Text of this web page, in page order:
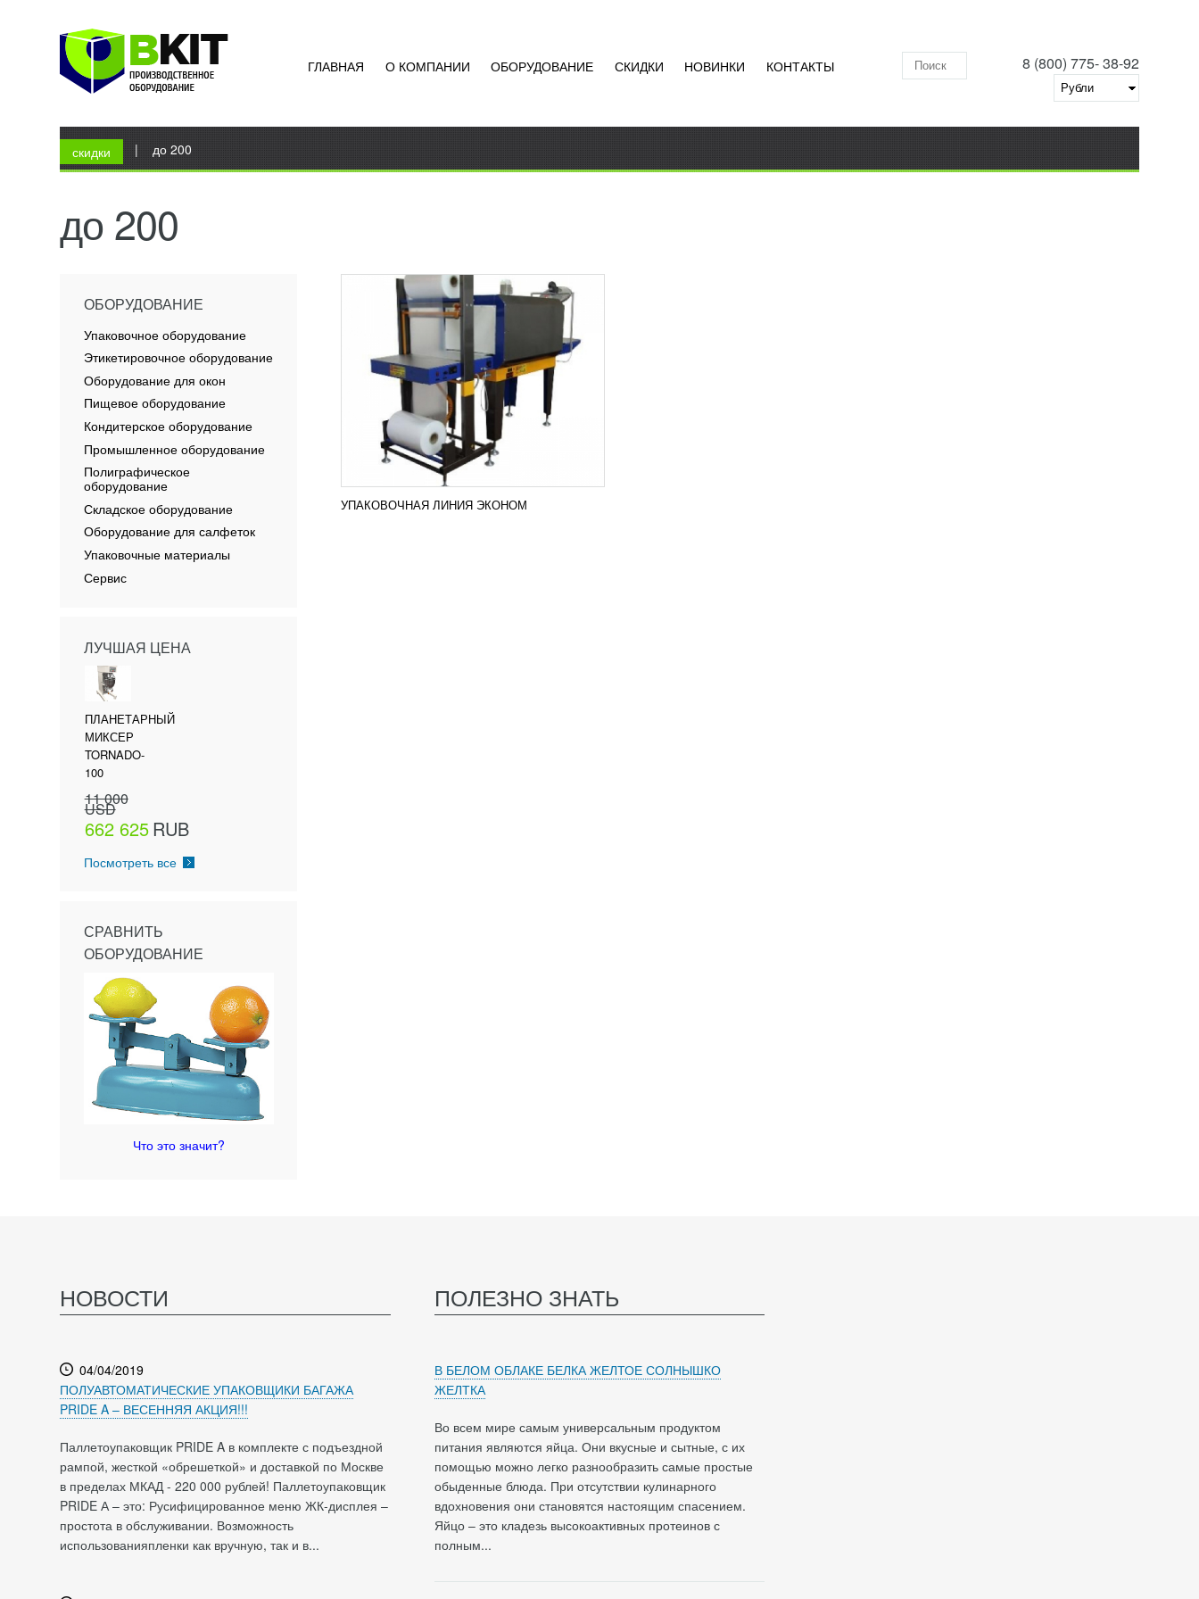
ГЛАВНАЯ О КОМПАНИИ ОБОРУДОВАНИЕ СКИДКИ НОВИНКИ КОНТАКТЫ
8 (800) 775- 38-92
Поиск по складу
Вы здесь
Главная | до 200
до 200
УЗНАТЬ ЦЕНУ
Представленная упаковочная линия
состоит из 3-х независимых друг от
друга компонентов – модулей:
УПАКОВОЧНАЯ ЛИНИЯ ЭКОНОМ
ОБОРУДОВАНИЕ
Упаковочное оборудование
Этикетировочное оборудование
Оборудование для окон
Пищевое оборудование
Кондитерское оборудование
Промышленное оборудование
Полиграфическое
оборудование
Складское оборудование
Оборудование для салфеток
Упаковочные материалы
Сервис
ЛУЧШАЯ ЦЕНА
скидки
ПЛАНЕТАРНЫЙ
МИКСЕР
TORNADO-
100
11 000
USD
662 625RUB
Посмотреть все
СРАВНИТЬ
ОБОРУДОВАНИЕ
Что это значит?
НОВОСТИ
04/04/2019
ПОЛУАВТОМАТИЧЕСКИЕ УПАКОВЩИКИ БАГАЖА
PRIDE A – ВЕСЕННЯЯ АКЦИЯ!!!
Паллетоупаковщик PRIDE A в комплекте с подъездной
рампой, жесткой «обрешеткой» и доставкой по Москве
в пределах МКАД - 220 000 рублей! Паллетоупаковщик
PRIDE А – это: Русифицированное меню ЖК-дисплея –
простота в обслуживании. Возможность
использованияпленки как вручную, так и в...
ПОЛЕЗНО ЗНАТЬ
В БЕЛОМ ОБЛАКЕ БЕЛКА ЖЕЛТОЕ СОЛНЫШКО
ЖЕЛТКА
Во всем мире самым универсальным продуктом
питания являются яйца. Они вкусные и сытные, с их
помощью можно легко разнообразить самые простые
обыденные блюда. При отсутствии кулинарного
вдохновения они становятся настоящим спасением.
Яйцо – это кладезь высокоактивных протеинов с
полным...